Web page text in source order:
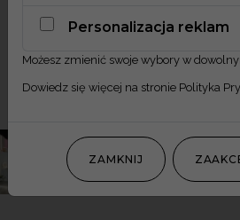
Obserwuj
Personalizacja reklam
Możesz zmienić swoje wybory w
Dowiedz się więcej na stronie Polityka
ZAMKNIJ